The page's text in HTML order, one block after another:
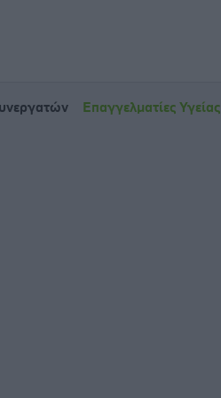
Επαγγελματίες Υγείας